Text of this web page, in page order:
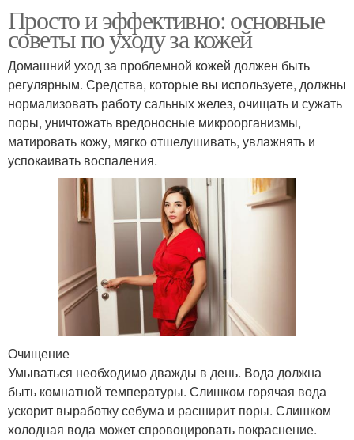
Просто и эффективно: основные
советы по уходу за кожей
Домашний уход за проблемной кожей должен быть
регулярным. Средства, которые вы используете, должны
нормализовать работу сальных желез, очищать и сужать
поры, уничтожать вредоносные микроорганизмы,
матировать кожу, мягко отшелушивать, увлажнять и
успокаивать воспаления.
Очищение
Умываться необходимо дважды в день. Вода должна
быть комнатной температуры. Слишком горячая вода
ускорит выработку себума и расширит поры. Слишком
холодная вода может спровоцировать покраснение.